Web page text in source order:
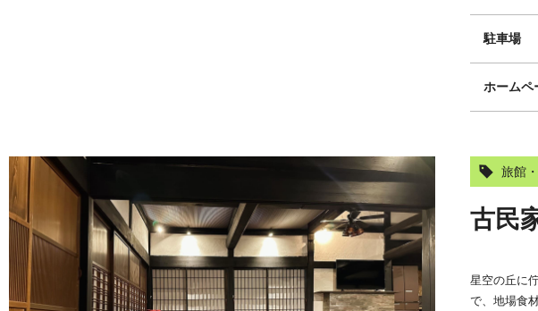
駐車場
ホームペ
旅館
古民
星空の丘に
で、地場食